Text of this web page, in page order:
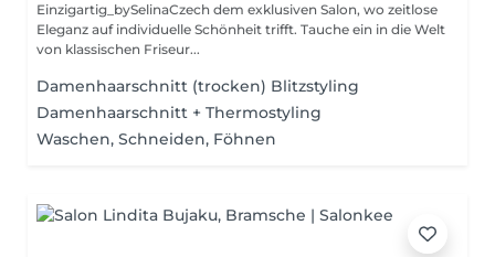
Einzigartig_bySelinaCzech dem exklusiven Salon, wo zeitlose
Eleganz auf individuelle Schönheit trifft. Tauche ein in die Welt
von klassischen Friseur...
Damenhaarschnitt (trocken) Blitzstyling
Damenhaarschnitt + Thermostyling
Waschen, Schneiden, Föhnen